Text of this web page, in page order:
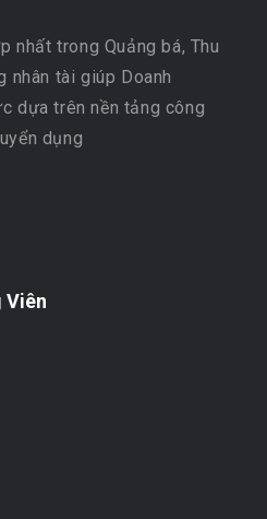
nhất trong Quảng bá, Thu
nhân tài giúp Doanh
dựa trên nền tảng công
dụng
Viên